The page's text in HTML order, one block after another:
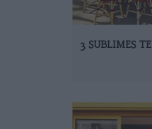
3 SUBLIMES